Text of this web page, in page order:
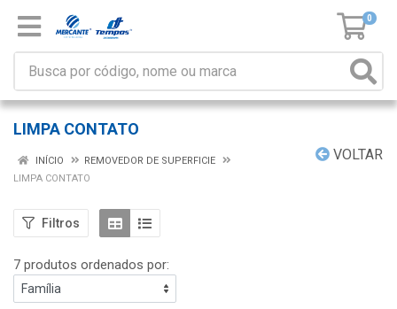
0
LIMPA CONTATO
VOLTAR
INÍCIO
REMOVEDOR DE SUPERFICIE
LIMPA CONTATO
Filtros
7 produtos ordenados por: